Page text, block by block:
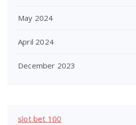
May 2024
April 2024
December 2023
slot bet 100